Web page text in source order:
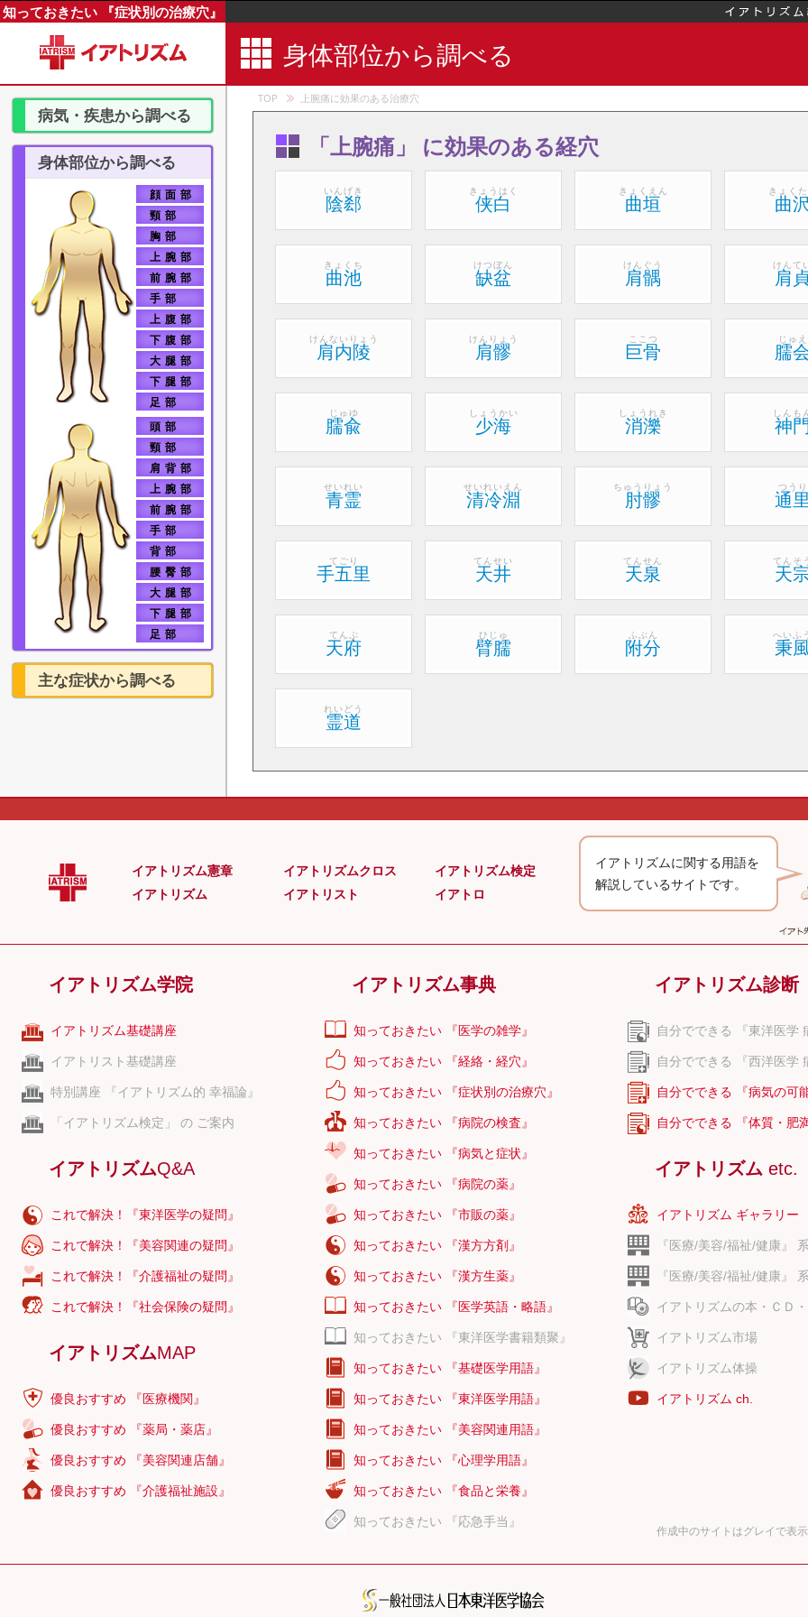
知っておきたい 『症状別の治療穴』
身体部位から調べる
TOP 上腕痛に効果のある治療穴
「上腕痛」 に効果のある経穴
陰郄
いんげき
侠白
きょうはく
曲垣
きょくえん
曲沢
きょくた
曲池
きょくち
缺盆
けつぼん
肩髃
けんぐう
肩
けんて
肩内陵
けんないりょう
肩髎
けんりょう
巨骨
ここつ
臑
じゅえ
臑兪
じゅゆ
少海
しょうかい
消濼
しょうれき
神門
しんも
青霊
せいれい
清冷淵
せいれいえん
肘髎
ちゅうりょう
通里
つうり
手五里
てごり
天井
てんせい
天泉
てんせん
天
てんそ
天府
てんぷ
臂臑
ひじゅ
附分
ふぶん
秉
へいふ
霊道
れいどう
病気・疾患から調べる
消化器系疾患
呼吸器系疾患
循環器系疾患
泌尿器系疾患
婦人科系疾患
感覚器系疾患
運動器系疾患
神経系疾患
心療内科系疾患
全身的疾患・他
身体部位から調べる
顔面部
頸部
胸部
上腕部
前腕部
手部
上腹部
下腹部
大腿部
下腿部
足部
頭部
頸部
肩背部
上腕部
前腕部
手部
背部
腰臀部
大腿部
下腿部
足部
主な症状から調べる
眼精疲労
疲労感
腹痛
下痢
不眠
冷え性
ED
神経症
うつ症状
認知症
イアトリズム憲章
イアトリズム
イアトリズムクロス
イアトリスト
イアトリズム検定
イアトロ
イアトリズムに関する用語を
解説しているサイトです。
イアトリズム学院
イアトリズム基礎講座
イアトリスト基礎講座
特別講座 『イアトリズム的 幸福論』
「イアトリズム検定」 の ご案内
イアトリズムQ&A
これで解決！『東洋医学の疑問』
これで解決！『美容関連の疑問』
これで解決！『介護福祉の疑問』
これで解決！『社会保険の疑問』
イアトリズムMAP
優良おすすめ 『医療機関』
優良おすすめ 『薬局・薬店』
優良おすすめ 『美容関連店舗』
優良おすすめ 『介護福祉施設』
イアトリズム事典
知っておきたい 『医学の雑学』
知っておきたい 『経絡・経穴』
知っておきたい 『症状別の治療穴』
知っておきたい 『病院の検査』
知っておきたい 『病気と症状』
知っておきたい 『病院の薬』
知っておきたい 『市販の薬』
知っておきたい 『漢方方剤』
知っておきたい 『漢方生薬』
知っておきたい 『医学英語・略語』
知っておきたい 『東洋医学書籍類聚』
知っておきたい 『基礎医学用語』
知っておきたい 『東洋医学用語』
知っておきたい 『美容関連用語』
知っておきたい 『心理学用語』
知っておきたい 『食品と栄養』
知っておきたい 『応急手当』
イアトリズム診断
自分でできる 『東洋医学
自分でできる 『西洋医学
自分でできる 『病気の可
自分でできる 『体質・肥
イアトリズム etc.
イアトリズム ギャラリー
『医療/美容/福祉/健康』
『医療/美容/福祉/健康』
イアトリズムの本・ＣＤ
イアトリズム市場
イアトリズム体操
イアトリズム ch.
作成中のサイトはグレイで表